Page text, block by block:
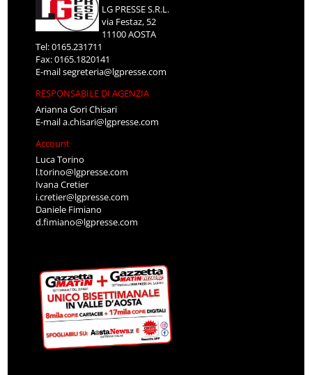
LG PRESSE S.R.L.
via Festaz, 52
11100 AOSTA
Tel: 0165.231711
Fax: 0165.1820141
E-mailsegreteria@lgpresse.com
RESPONSABILE DI AGENZIA
Arianna Gori Chisari
E-maila.chisari@lgpresse.com
Account
Luca Torino
l.torino@lgpresse.com
Ivana Cretier
i.cretier@lgpresse.com
Daniele Fimiano
d.fimiano@lgpresse.com